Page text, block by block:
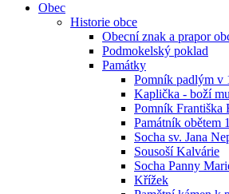
Obec
Historie obce
Obecní znak a prapor
Podmokelský poklad
Památky
Pomník padlým v
Kaplička - boží
Pomník Františka
Památník obětem
Socha sv. Jana
Sousoší Kalvárie
Socha Panny
Křížek